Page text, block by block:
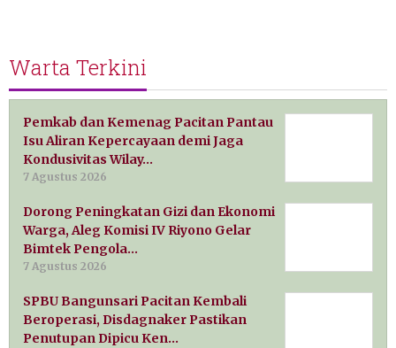
Warta Terkini
Pemkab dan Kemenag Pacitan Pantau
Isu Aliran Kepercayaan demi Jaga
Kondusivitas Wilay…
7 Agustus 2026
Dorong Peningkatan Gizi dan Ekonomi
Warga, Aleg Komisi IV Riyono Gelar
Bimtek Pengola…
7 Agustus 2026
SPBU Bangunsari Pacitan Kembali
Beroperasi, Disdagnaker Pastikan
Penutupan Dipicu Ken…